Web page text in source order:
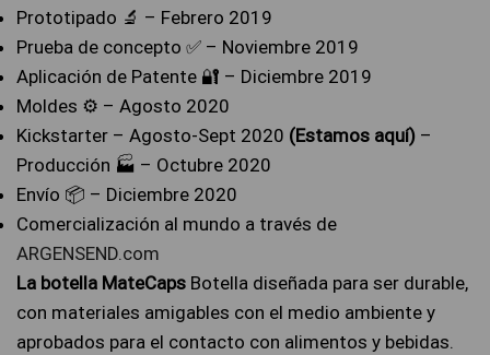
Prototipado 🔬 – Febrero 2019
Prueba de concepto ✅ – Noviembre 2019
Aplicación de Patente 🔐 – Diciembre 2019
Moldes ⚙️ – Agosto 2020
Kickstarter – Agosto-Sept 2020 (Estamos aquí) –
Producción 🏭 – Octubre 2020
Envío 📦 – Diciembre 2020
Comercialización al mundo a través de
ARGENSEND.com
La botella MateCaps Botella diseñada para ser durable,
con materiales amigables con el medio ambiente y
aprobados para el contacto con alimentos y bebidas.